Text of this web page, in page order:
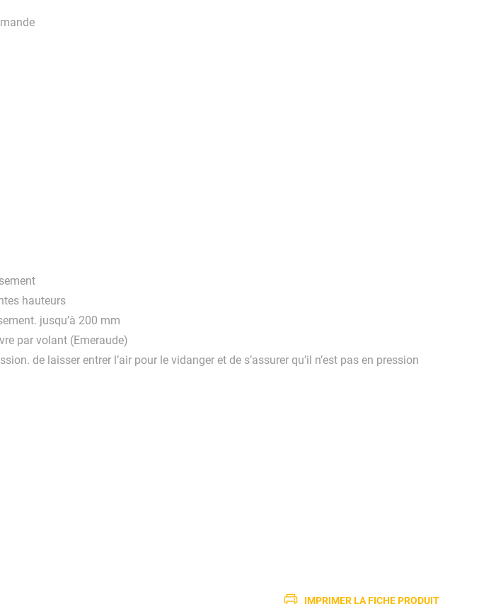
hauteurs
jusqu’à 200 mm
par volant (Emeraude)
de laisser entrer l’air pour le vidanger et de s’assurer qu’il n’est pas en pression
IMPRIMER LA FICHE PRODUIT